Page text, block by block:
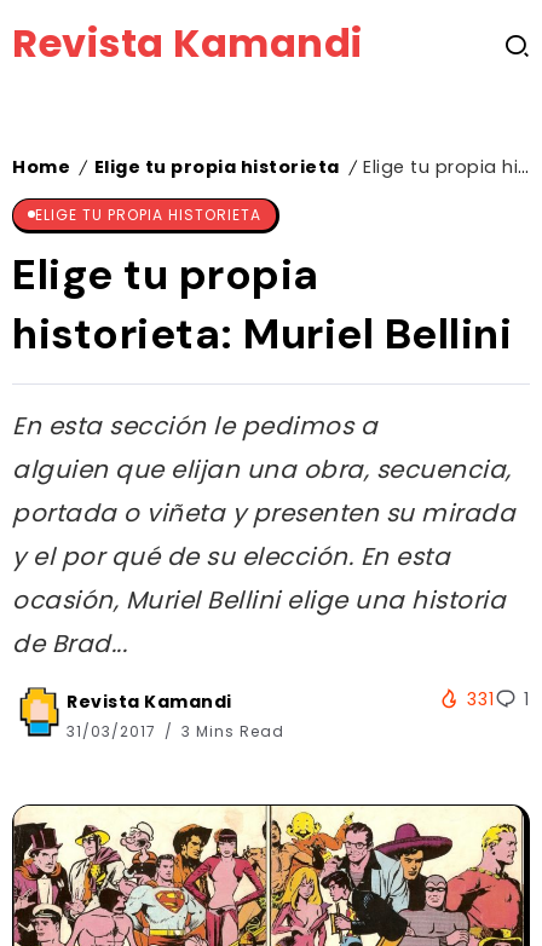
Revista Kamandi
Home / Elige tu propia historieta / Elige tu propia historieta: Muriel Bellini
ELIGE TU PROPIA HISTORIETA
Elige tu propia
historieta: Muriel Bellini
En esta sección le pedimos a
alguien que elijan una obra, secuencia,
portada o viñeta y presenten su mirada
y el por qué de su elección. En esta
ocasión, Muriel Bellini elige una historia
de Brad...
Revista Kamandi
31/03/2017 3 Mins Read
331 1